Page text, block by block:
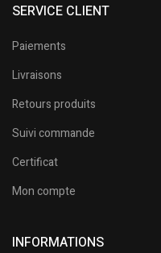
SERVICE CLIENT
Paiements
Livraisons
Retours produits
Suivi commande
Certificat
Mon compte
INFORMATIONS